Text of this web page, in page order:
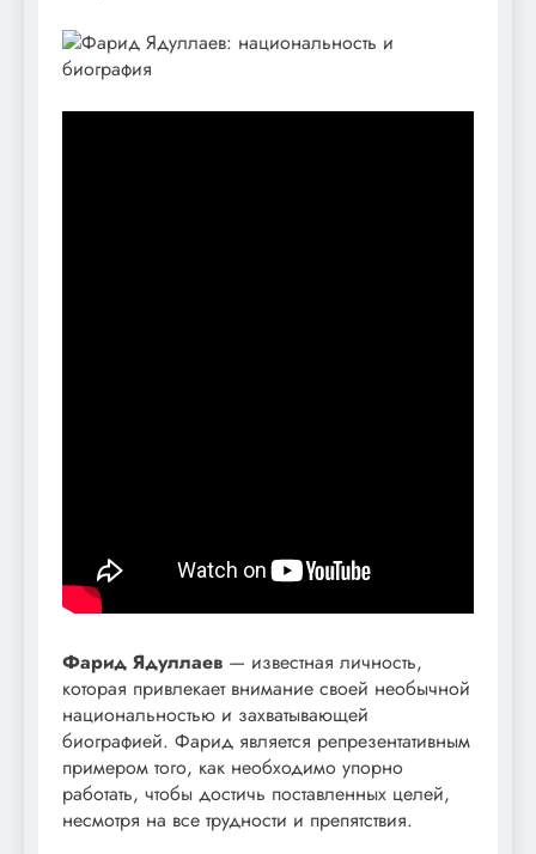
Фарид Ядуллаев — известная личность,
которая привлекает внимание своей необычной
национальностью и захватывающей
биографией. Фарид является репрезентативным
примером того, как необходимо упорно
работать, чтобы достичь поставленных целей,
несмотря на все трудности и препятствия.